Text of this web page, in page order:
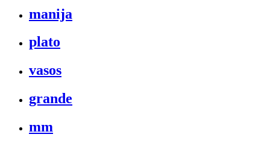
manija
plato
vasos
grande
mm